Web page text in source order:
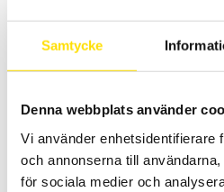
Samtycke
Denna webbplats använder
Vi använder enhetsidentifierare
och annonserna till
för sociala medier och
CDFM3 miniatyr knapp-
5 kN … 20